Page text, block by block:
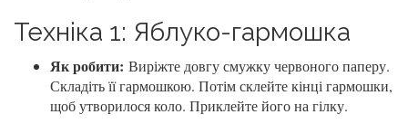
Техніка 1: Яблуко-гармошка
Як робити: Виріжте довгу смужку червоного паперу.
Складіть її гармошкою. Потім склейте кінці гармошки,
щоб утворилося коло. Приклейте його на гілку.